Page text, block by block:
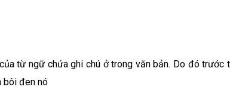
từ ngữ chứa ghi chú ở trong văn bản. Do đó trước
bôi đen nó